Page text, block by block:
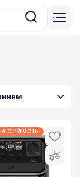
СТІЙКІСТЬ